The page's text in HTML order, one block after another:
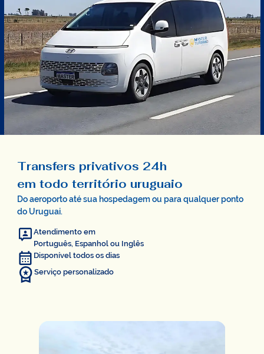
Transfers privativos 24h
em todo território uruguaio
Do aeroporto até sua hospedagem ou para qualquer ponto
do Uruguai.
Atendimento em
Português, Espanhol ou Inglês
Disponível todos os dias
Serviço personalizado